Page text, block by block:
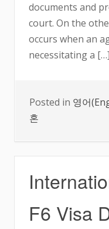
documents and
court. On the
occurs when an
necessitating a […]
Posted in 영어
혼
F6 Visa